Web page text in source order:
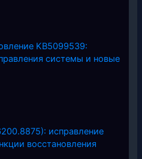
KB5099539:
системы и новые
исправление
восстановления